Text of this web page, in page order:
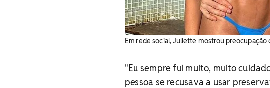
Em rede social, Juliette mostrou preocupação
"Eu sempre fui muito, muito
pessoa se recusava a usar